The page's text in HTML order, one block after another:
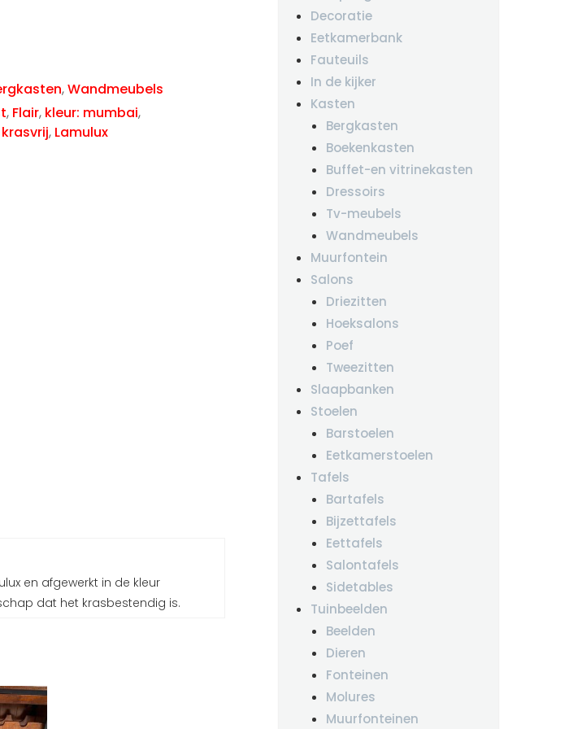
,Wandmeubels
, Flair, kleur: mumbai,
krasvrij, Lamulux
en afgewerkt in de kleur
dat het krasbestendig is.
Decoratie
Eetkamerbank
Fauteuils
In de kijker
Kasten
Bergkasten
Boekenkasten
Buffet-en vitrinekasten
Dressoirs
Tv-meubels
Wandmeubels
Muurfontein
Salons
Driezitten
Hoeksalons
Poef
Tweezitten
Slaapbanken
Stoelen
Barstoelen
Eetkamerstoelen
Tafels
Bartafels
Bijzettafels
Eettafels
Salontafels
Sidetables
Tuinbeelden
Beelden
Dieren
Fonteinen
Molures
Muurfonteinen